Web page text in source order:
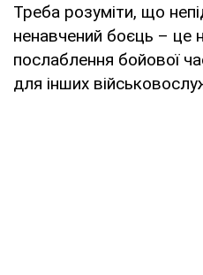
Треба розуміти, що
ненавчений боєць – це
послаблення бойової
для інших